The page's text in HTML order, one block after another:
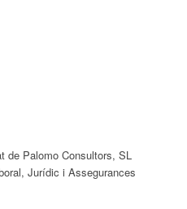
de Palomo Consultors, SL
Jurídic i Assegurances